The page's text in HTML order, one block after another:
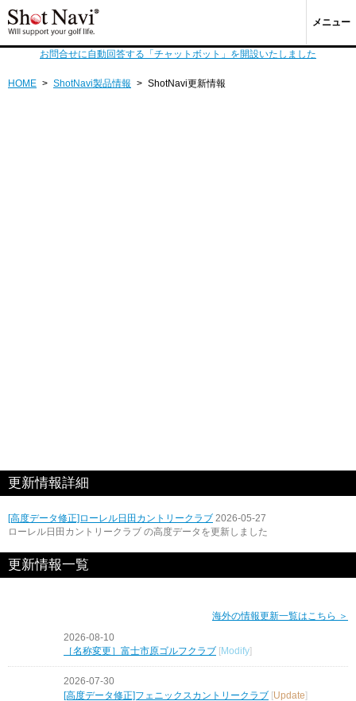
メニュー
お問合せに自動回答する「チャットボット」を開設いたしました
HOME > ShotNavi製品情報 > ShotNavi更新情報
更新情報詳細
[高度データ修正]ローレル日田カントリークラブ 2026-05-27
ローレル日田カントリークラブ の高度データを更新しました
更新情報一覧
海外の情報更新一覧はこちら ＞
2026-08-10
［名称変更］富士市原ゴルフクラブ
Modify
2026-07-30
[高度データ修正]フェニックスカントリークラブ [Update]